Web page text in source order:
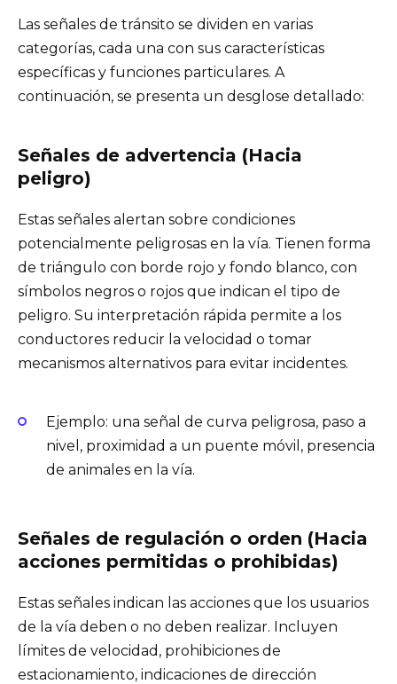
Las señales de tránsito se dividen en varias
categorías, cada una con sus características
específicas y funciones particulares. A
continuación, se presenta un desglose detallado:
Señales de advertencia (Hacia
peligro)
Estas señales alertan sobre condiciones
potencialmente peligrosas en la vía. Tienen forma
de triángulo con borde rojo y fondo blanco, con
símbolos negros o rojos que indican el tipo de
peligro. Su interpretación rápida permite a los
conductores reducir la velocidad o tomar
mecanismos alternativos para evitar incidentes.
Ejemplo: una señal de curva peligrosa, paso a
nivel, proximidad a un puente móvil, presencia
de animales en la vía.
Señales de regulación o orden (Hacia
acciones permitidas o prohibidas)
Estas señales indican las acciones que los usuarios
de la vía deben o no deben realizar. Incluyen
límites de velocidad, prohibiciones de
estacionamiento, indicaciones de dirección